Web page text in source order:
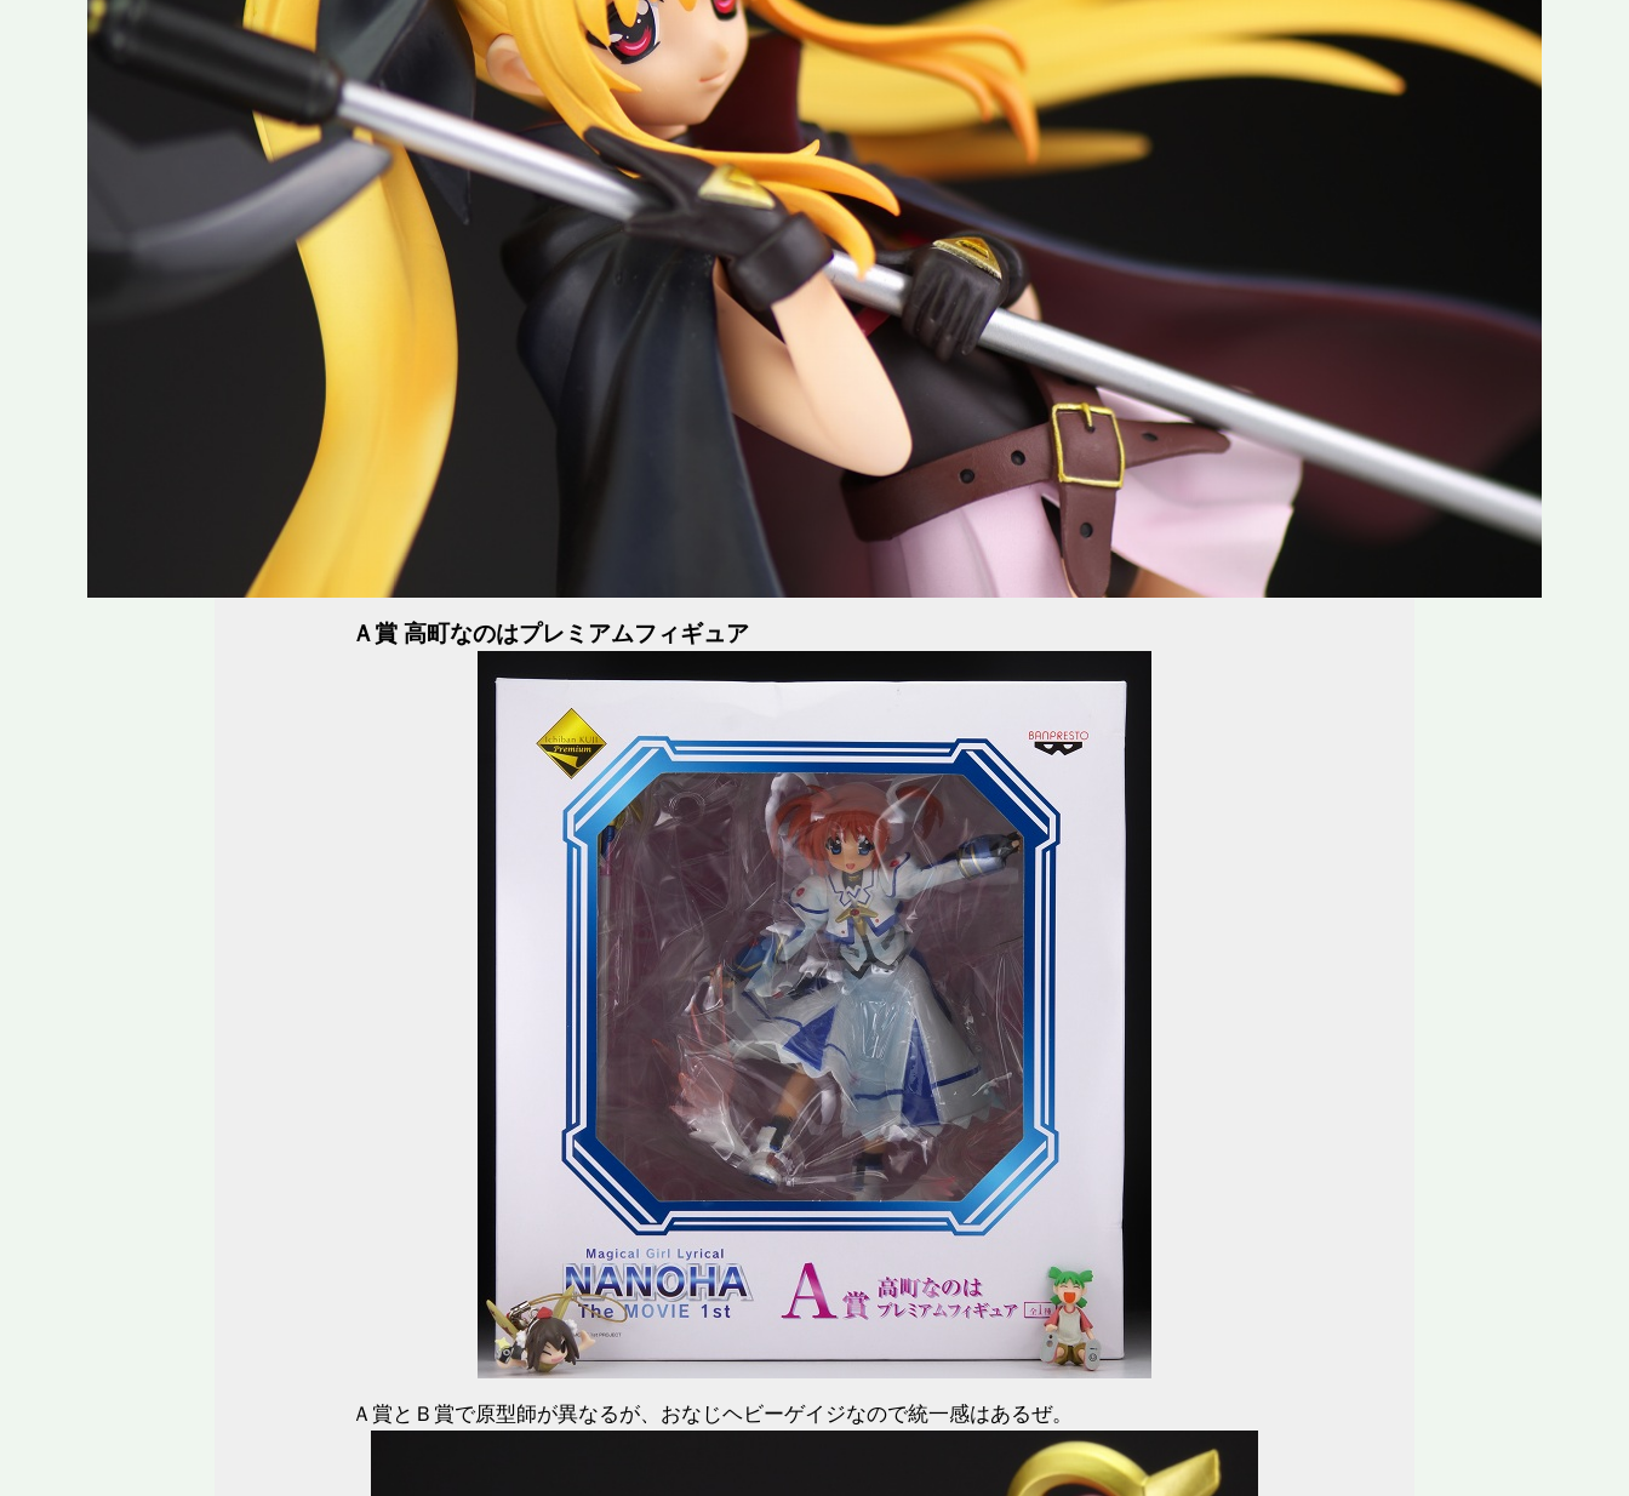
Ａ賞 高町なのはプレミアムフィギュア
Ａ賞とＢ賞で原型師が異なるが、おなじヘビーゲイジなので統一感はあるぜ。